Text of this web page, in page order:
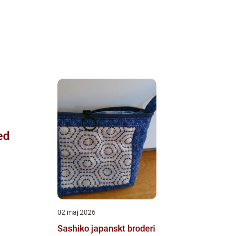
02 maj 2026
Sashiko japanskt broderi